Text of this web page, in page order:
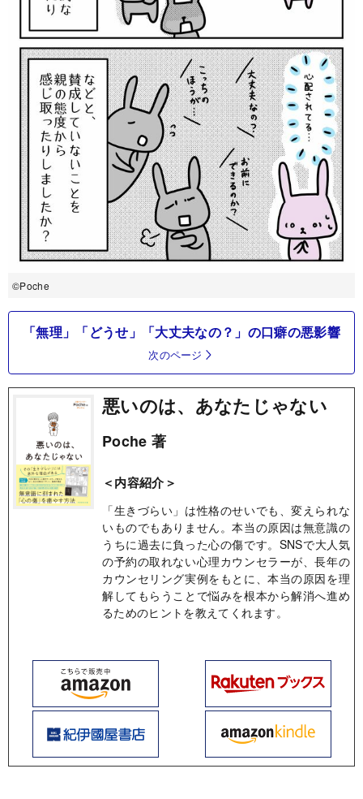
©Poche
「無理」「どうせ」「大丈夫なの？」の口癖の悪影響
次のページ
悪いのは、あなたじゃない
Poche 著
＜内容紹介＞
「生きづらい」は性格のせいでも、変えられな
いものでもありません。本当の原因は無意識の
うちに過去に負った心の傷です。SNSで大人気
の予約の取れない心理カウンセラーが、長年の
カウンセリング実例をもとに、本当の原因を理
解してもらうことで悩みを根本から解消へ進め
るためのヒントを教えてくれます。